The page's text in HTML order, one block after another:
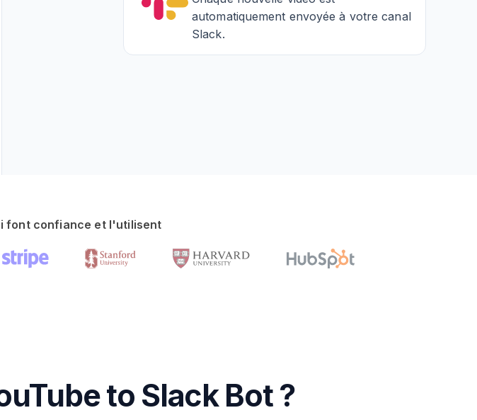
automatiquement envoyée à votre canal
Slack.
font confiance et l'utilisent
to Slack Bot ?